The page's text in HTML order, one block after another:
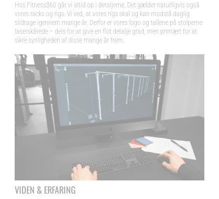
Hos Fitness360 går vi altid op i detaljerne. Det gælder naturligvis også
vores racks og rigs. Vi ved, at vores rigs skal og kan modstå daglig
slidtage igennem mange år. Derfor er vores logo og tallene på stolperne
laserskårede – dels for at give en flot detalje grad, men primært for at
sikre synligheden af disse mange år frem.
VIDEN & ERFARING